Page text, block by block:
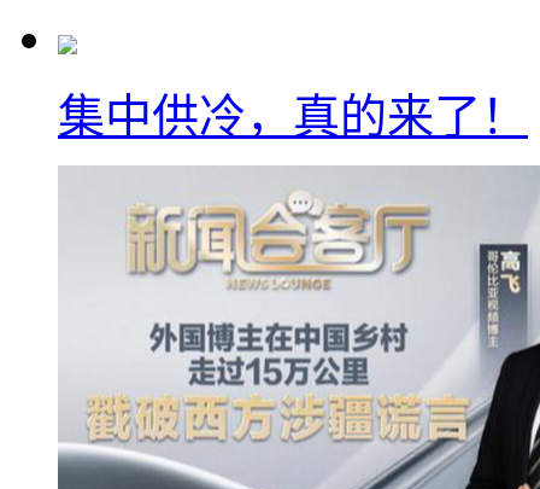
集中供冷，真的来了！